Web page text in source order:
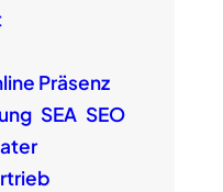
Präsenz
SEA SEO